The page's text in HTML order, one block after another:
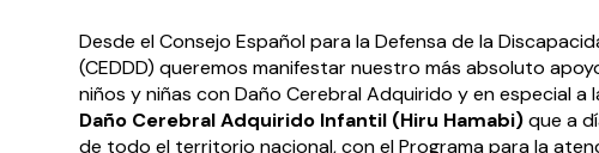
Desde el Consejo Español para la Defensa de la
(CEDDD) queremos manifestar nuestro más absoluto
niños y niñas con Daño Cerebral Adquirido y en especial a
Daño Cerebral Adquirido Infantil (Hiru Hamabi)que a
de todo el territorio nacional, con el Programa para la